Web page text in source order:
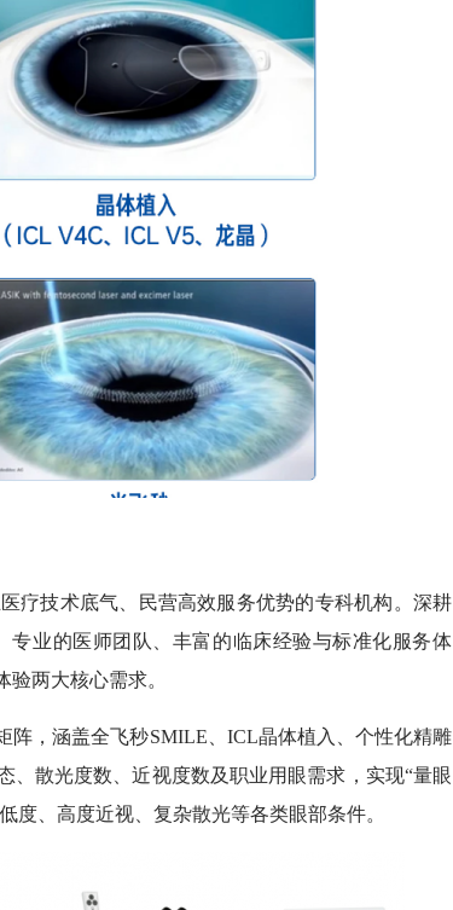
技术底气、民营高效服务优势的专科机构。深耕
业的医师团队、丰富的临床经验与标准化服务体
两大核心需求。
，涵盖全飞秒SMILE、ICL晶体植入、个性化精雕
散光度数、近视度数及职业用眼需求，实现“量眼
度、高度近视、复杂散光等各类眼部条件。